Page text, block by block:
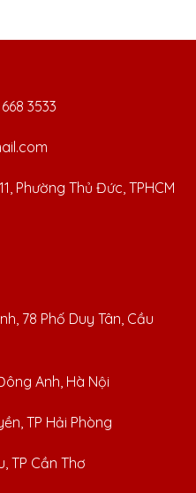
3533
Phường Thủ Đức, TPHCM
78 Phố Duy Tân, Cầu
Anh, Hà Nội
TP Hải Phòng
TP Cần Thơ